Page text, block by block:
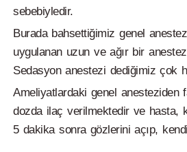
sebebiyledir.
Burada bahsettiğimiz genel
uygulanan uzun ve ağır bir
Sedasyon anestezi dediğimiz çok
Ameliyatlardaki genel anesteziden
dozda ilaç verilmektedir ve hasta,
5 dakika sonra gözlerini açıp,